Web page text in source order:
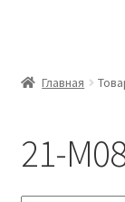
Главная
21-